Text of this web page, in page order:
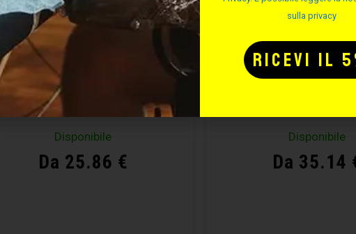
CARTUCCE
CHEYENNE SHADER
Disponibile
Da 25.86 €
CARTUCCE
CHEYENNE
MAGNUM
Disponibile
Da 35.14
sulla privacy